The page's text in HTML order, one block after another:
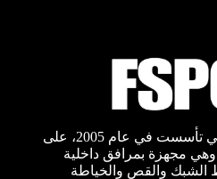
تمتد شركة FSPORTS، التي تأسست في عام 2005، على
مربع، وهي مجهزة بمرافق داخلية
والقص والخياطة